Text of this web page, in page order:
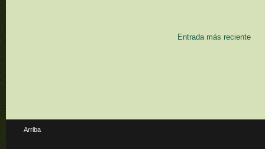
Entrada más reciente
Arriba